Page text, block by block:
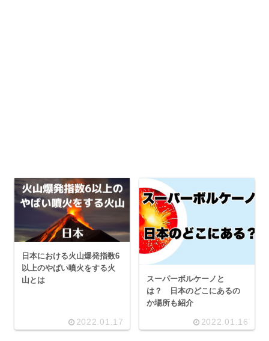
日本における火山爆発指数6
以上のやばい噴火をする火
山とは
2022.01.17
スーパーボルケーノと
は？ 日本のどこにあるの
か場所も紹介
2022.01.16